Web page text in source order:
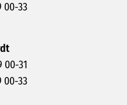
00-33
00-31
00-33